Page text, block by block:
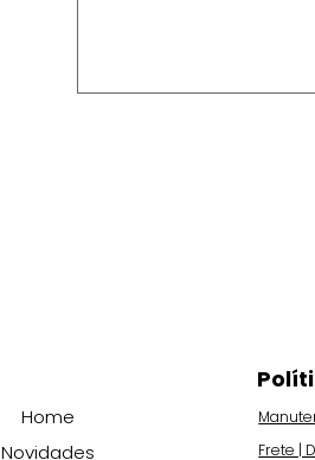
Home
Novidades
Frete |